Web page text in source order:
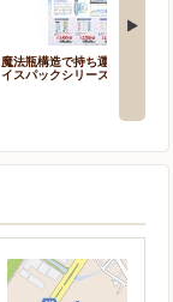
魔法瓶構造で持ち運ぶ氷のう ア
イスパックシリーズ